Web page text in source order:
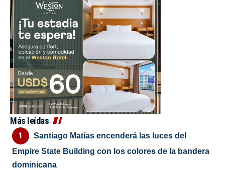
Más leídas
Santiago Matías encenderá las luces del
Empire State Building con los colores de la bandera
dominicana